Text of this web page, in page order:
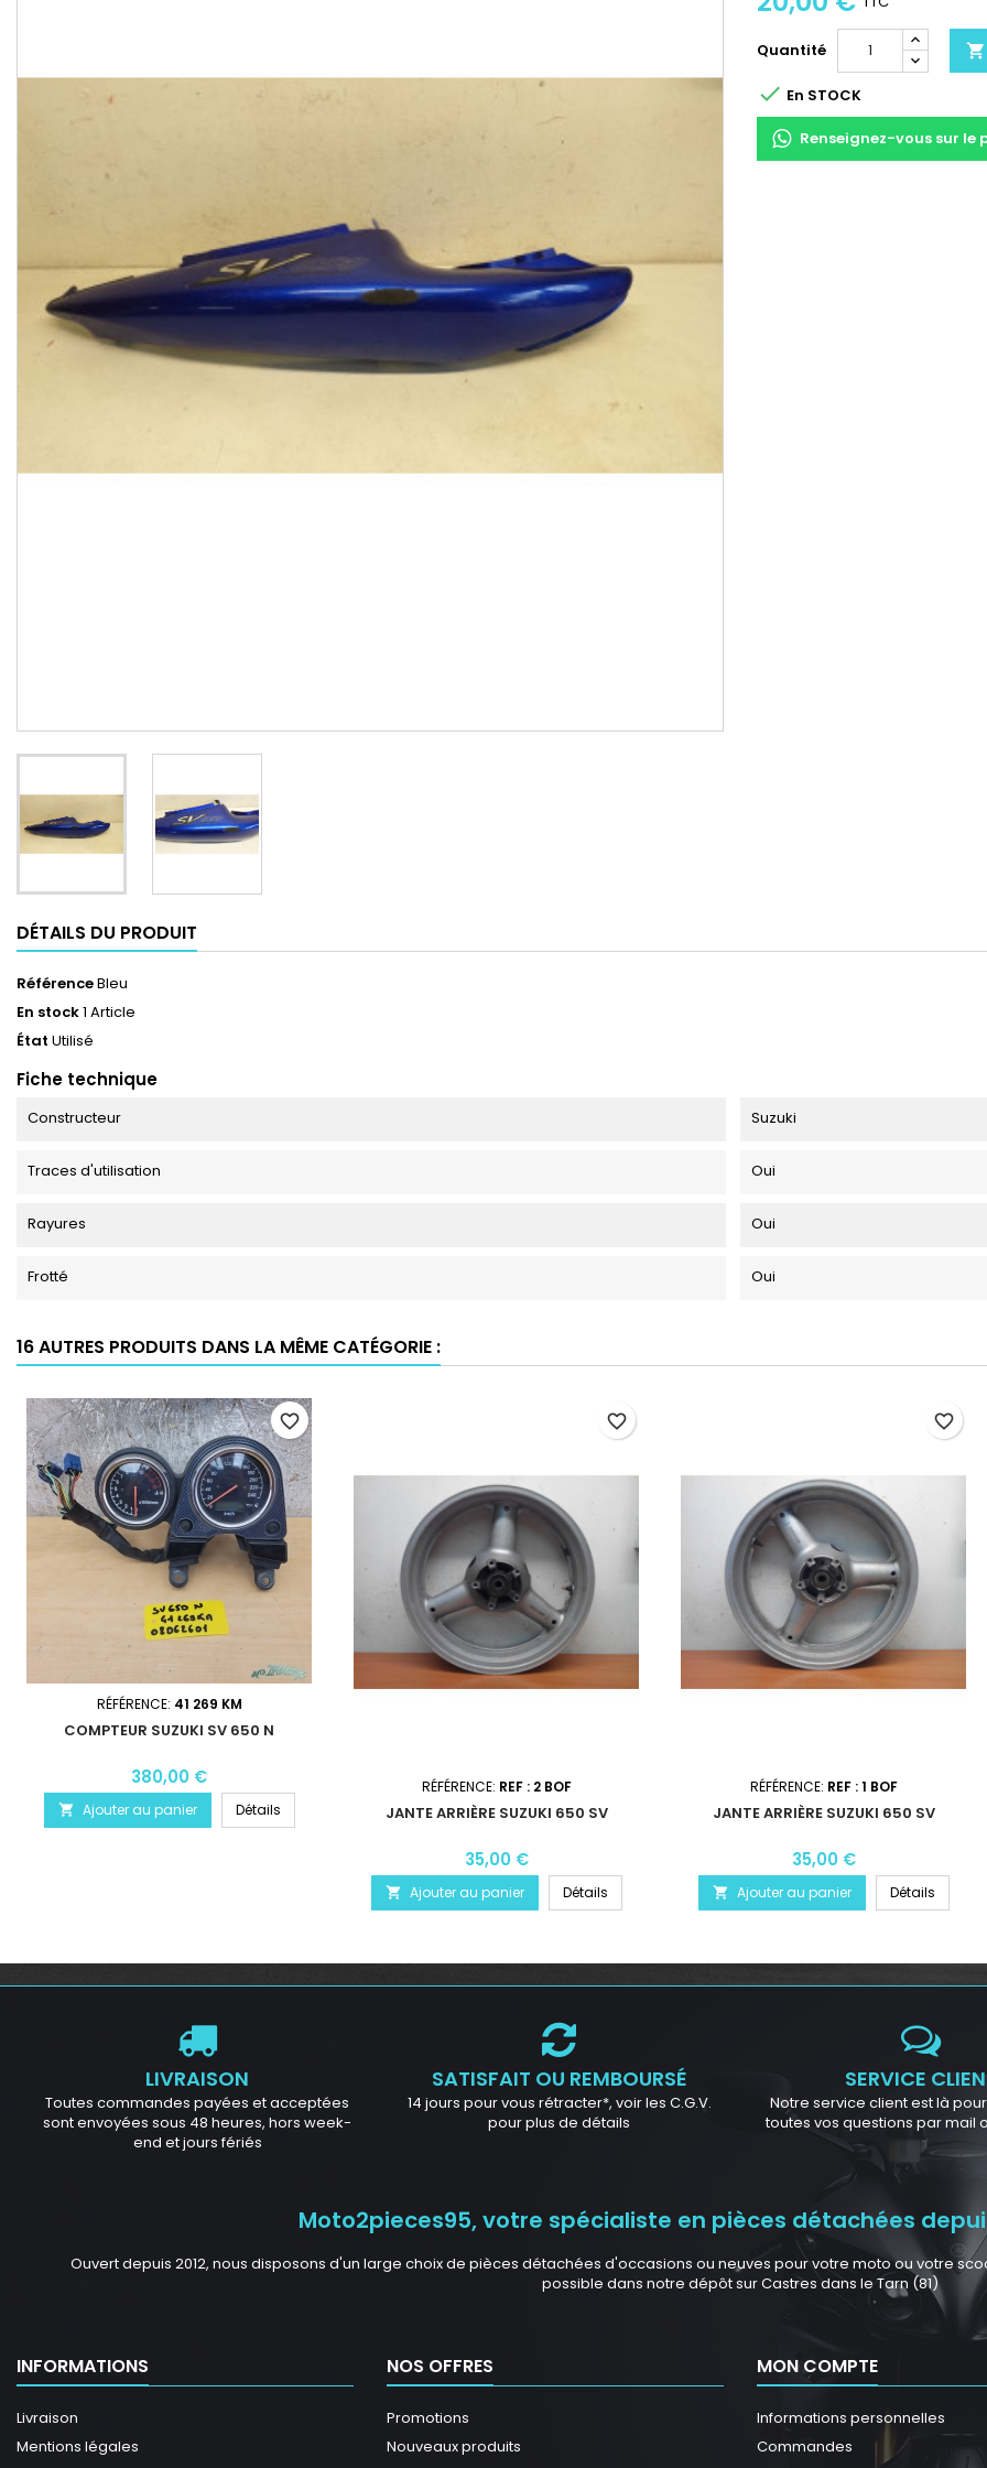
Quantité 
 En STOCK
Renseignez-vous sur le
DÉTAILS DU PRODUIT
RéférenceBleu
En stock1 Article
État Utilisé
Fiche technique
Constructeur Suzuki
Traces d'utilisation Oui
Rayures Oui
Frotté Oui
16 AUTRES PRODUITS DANS LA MÊME CATÉGORIE :
RÉFÉRENCE: 41 269 KM
COMPTEUR SUZUKI SV 650 N
380,00 €
 Ajouter au panier Détails
favorite_border
RÉFÉRENCE: REF : 2 BOF
JANTE ARRIÈRE SUZUKI 650 SV
35,00 €
 Ajouter au panier Détails
favorite_border
RÉFÉRENCE: REF : 1 BOF
JANTE ARRIÈRE SUZUKI 650 SV
35,00 €
 Ajouter au panier Détails
favorite_border
LIVRAISON
Toutes commandes payées et acceptées
sont envoyées sous 48 heures, hors week-
end et jours fériés
SATISFAIT OU REMBOURSÉ
14 jours pour vous rétracter*, voir les C.G.V.
pour plus de détails
SERVICE
Notre service client est là
toutes vos questions par mail
Moto2pieces95, votre spécialiste en pièces détachées
Ouvert depuis 2012, nous disposons d'un large choix de pièces détachées d'occasions ou neuves pour votre moto ou votre
possible dans notre dépôt sur Castres dans le Tarn (81)
INFORMATIONS
Livraison
Mentions légales
NOS OFFRES
Promotions
Nouveaux produits
MON COMPTE
Informations personnelles
Commandes